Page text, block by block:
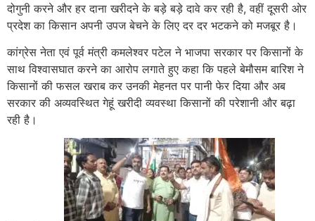
दोगुनी करने और हर दाना खरीदने के बड़े बड़े दावे कर रही है, वहीं दूसरी ओर
प्रदेश का किसान अपनी उपज बेचने के लिए दर दर भटकने को मजबूर है।
कांग्रेस नेता एवं पूर्व मंत्री कमलेश्वर पटेल ने भाजपा सरकार पर किसानों के
साथ विश्वासघात करने का आरोप लगाते हुए कहा कि पहले बेमौसम बारिश ने
किसानों की फसल खराब कर उनकी मेहनत पर पानी फेर दिया और अब
सरकार की अव्यवस्थित गेहूं खरीदी व्यवस्था किसानों की परेशानी और बढ़ा
रही है।